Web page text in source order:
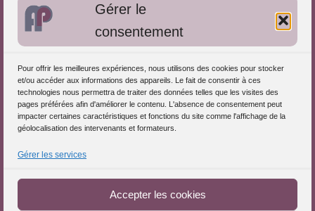
Gérer le
consentement
Pour offrir les meilleures expériences, nous utilisons des cookies pour stocker
et/ou accéder aux informations des appareils. Le fait de consentir à ces
technologies nous permettra de traiter des données telles que les visites des
pages préférées afin d'améliorer le contenu. L'absence de consentement peut
impacter certaines caractéristiques et fonctions du site comme l'affichage de la
géolocalisation des intervenants et formateurs.
Gérer les services
Accepter les cookies
Approches de l'Analyse des pratiques
S'inscrire dans l'Annuaire
Publiez vos formations
Charte déontologique